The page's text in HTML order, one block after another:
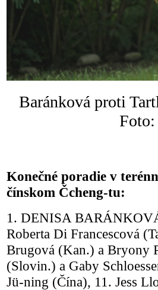
Baránková proti
Konečné poradie v
čínskom Čcheng-tu:
1. DENISA
Roberta Di Francescová
Brugová (Kan.) a Bryony
(Slovin.) a Gaby
Jü-ning (Čína), 11. Jess